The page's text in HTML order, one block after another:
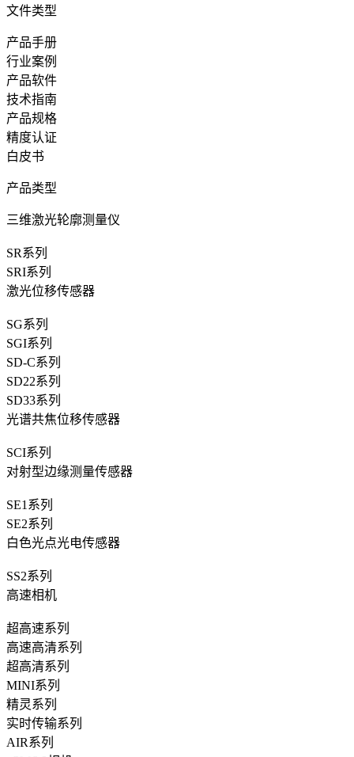
文件类型
产品手册
行业案例
产品软件
技术指南
产品规格
精度认证
白皮书
产品类型
三维激光轮廓测量仪
SR系列
SRI系列
激光位移传感器
SG系列
SGI系列
SD-C系列
SD22系列
SD33系列
光谱共焦位移传感器
SCI系列
对射型边缘测量传感器
SE1系列
SE2系列
白色光点光电传感器
SS2系列
高速相机
超高速系列
高速高清系列
超高清系列
MINI系列
精灵系列
实时传输系列
AIR系列